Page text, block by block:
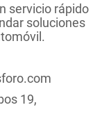
servicio rápido
soluciones
19,